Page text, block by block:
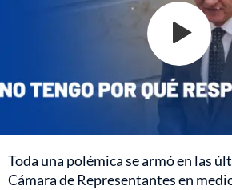
Toda una polémica se armó en las
Cámara de Representantes en